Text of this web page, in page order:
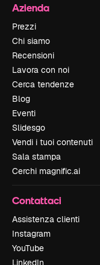
Azienda
Prezzi
Chi siamo
Recensioni
Lavora con noi
Cerca tendenze
Blog
Eventi
Slidesgo
Vendi i tuoi contenuti
Sala stampa
Cerchi magnific.ai
Contattaci
Assistenza clienti
Instagram
YouTube
LinkedIn